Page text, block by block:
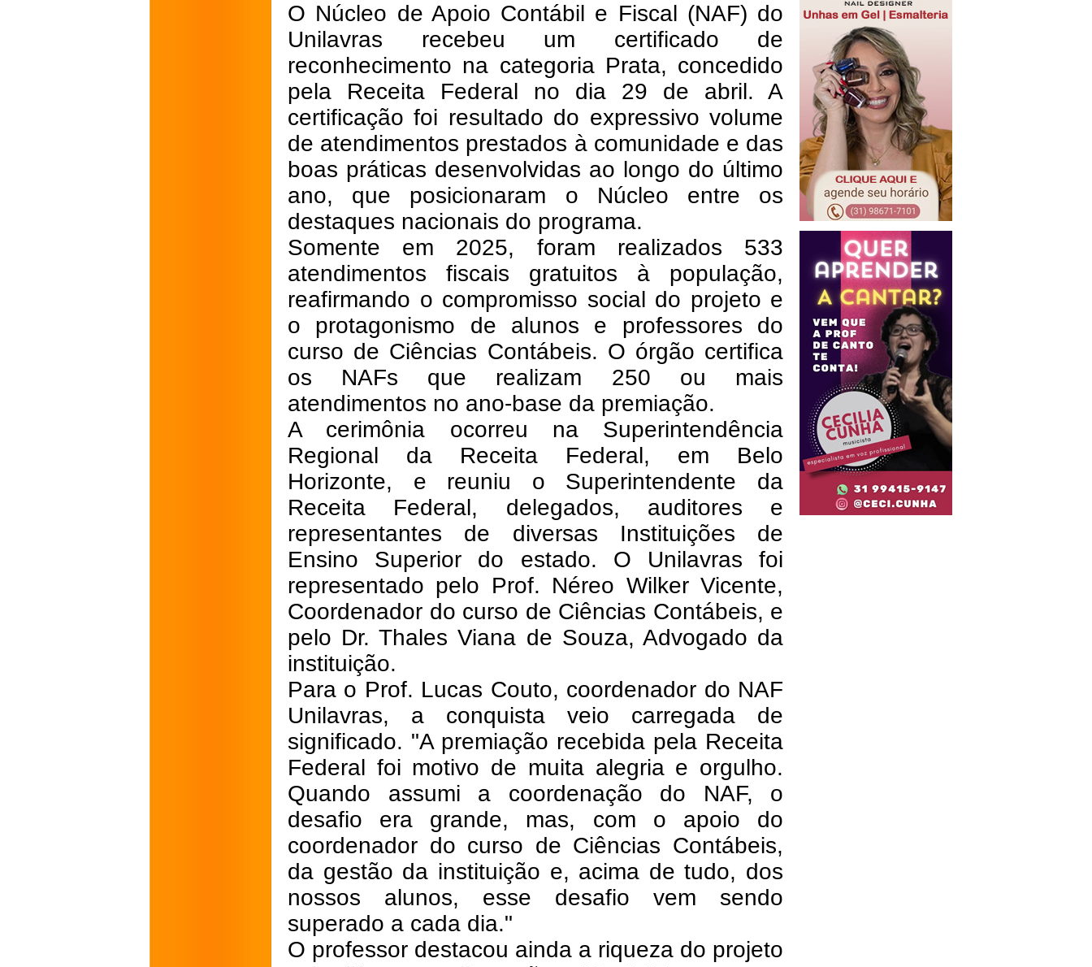
O Núcleo de Apoio Contábil e Fiscal (NAF) do
Unilavras recebeu um certificado de
reconhecimento na categoria Prata, concedido
pela Receita Federal no dia 29 de abril. A
certificação foi resultado do expressivo volume
de atendimentos prestados à comunidade e das
boas práticas desenvolvidas ao longo do último
ano, que posicionaram o Núcleo entre os
destaques nacionais do programa.
Somente em 2025, foram realizados 533
atendimentos fiscais gratuitos à população,
reafirmando o compromisso social do projeto e
o protagonismo de alunos e professores do
curso de Ciências Contábeis. O órgão certifica
os NAFs que realizam 250 ou mais
atendimentos no ano-base da premiação.
A cerimônia ocorreu na Superintendência
Regional da Receita Federal, em Belo
Horizonte, e reuniu o Superintendente da
Receita Federal, delegados, auditores e
representantes de diversas Instituições de
Ensino Superior do estado. O Unilavras foi
representado pelo Prof. Néreo Wilker Vicente,
Coordenador do curso de Ciências Contábeis, e
pelo Dr. Thales Viana de Souza, Advogado da
instituição.
Para o Prof. Lucas Couto, coordenador do NAF
Unilavras, a conquista veio carregada de
significado. "A premiação recebida pela Receita
Federal foi motivo de muita alegria e orgulho.
Quando assumi a coordenação do NAF, o
desafio era grande, mas, com o apoio do
coordenador do curso de Ciências Contábeis,
da gestão da instituição e, acima de tudo, dos
nossos alunos, esse desafio vem sendo
superado a cada dia."
O professor destacou ainda a riqueza do projeto